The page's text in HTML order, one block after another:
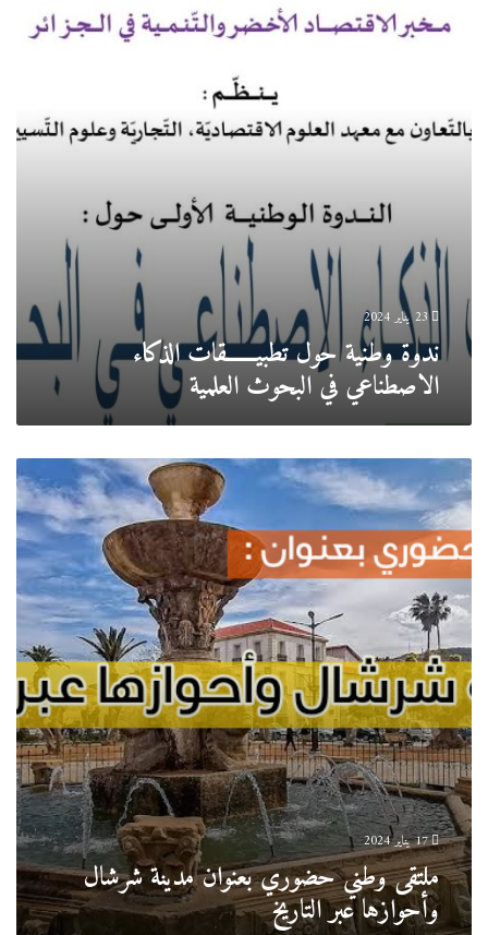
تطبيــــــقات
الذكاء
العلمية
23 يناير 2024
ندوة وطنية حول تطبيــــــقات الذكاء
الاصطناعي في البحوث العلمية
ملتقى
وطني
حضوري
بعنوان
مدينة
شرشال
وأحوازها
عبر
التاريخ
17 يناير 2024
ملتقى وطني حضوري بعنوان مدينة شرشال
وأحوازها عبر التاريخ